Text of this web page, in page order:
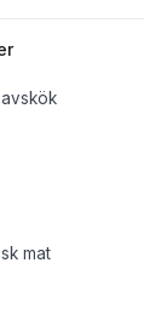
mat